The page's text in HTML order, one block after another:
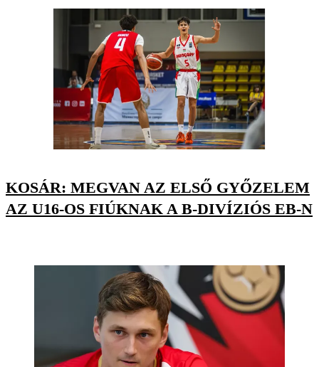
KOSÁR: MEGVAN AZ ELSŐ GYŐZELEM
AZ U16-OS FIÚKNAK A B-DIVÍZIÓS EB-N